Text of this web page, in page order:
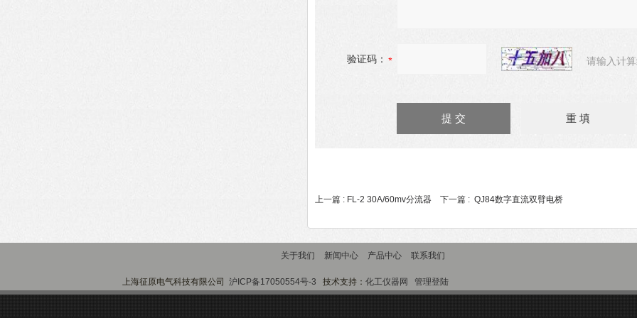
验证码： 请输入计
上一篇 : FL-2 30A/60mv分流器 下一篇 : QJ84数字直流双臂电桥
关于我们 新闻中心 产品中心 联系我们
上海征原电气科技有限公司 沪ICP备17050554号-3 技术支持： 化工仪器网 管理登陆